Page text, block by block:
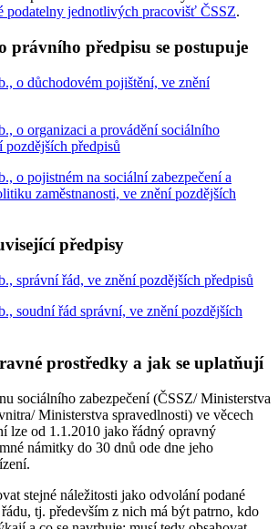
podatelny jednotlivých pracovišť ČSSZ.
právního předpisu se postupuje
o důchodovém pojištění, ve znění
o organizaci a provádění sociálního
pozdějších předpisů
o pojistném na sociální zabezpečení a
zaměstnanosti, ve znění pozdějších
předpisy
správní řád, ve znění pozdějších předpisů
soudní řád správní, ve znění pozdějších
prostředky a jak se uplatňují
sociálního zabezpečení (ČSSZ/ Ministerstva
Ministerstva spravedlnosti) ve věcech
lze od 1.1.2010 jako řádný opravný
námitky do 30 dnů ode dne jeho
stejné náležitosti jako odvolání podané
tj. především z nich má být patrno, kdo